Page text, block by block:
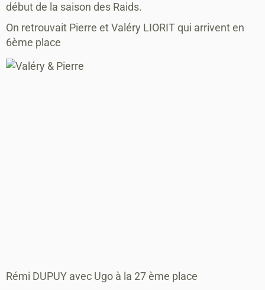
début de la saison des Raids.
On retrouvait Pierre et Valéry LIORIT qui arrivent en
6ème place
Rémi DUPUY avec Ugo à la 27 ème place